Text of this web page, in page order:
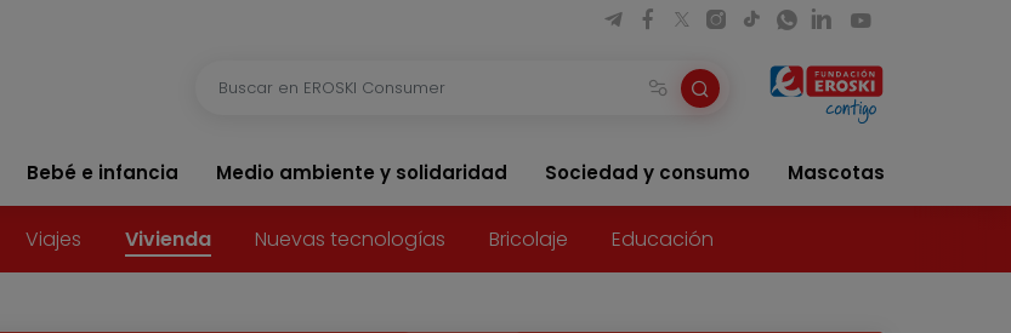
Bebé e infancia Medio ambiente y solidaridad Sociedad y consumo Mascotas
Viajes Vivienda Nuevas tecnologías Bricolaje Educación